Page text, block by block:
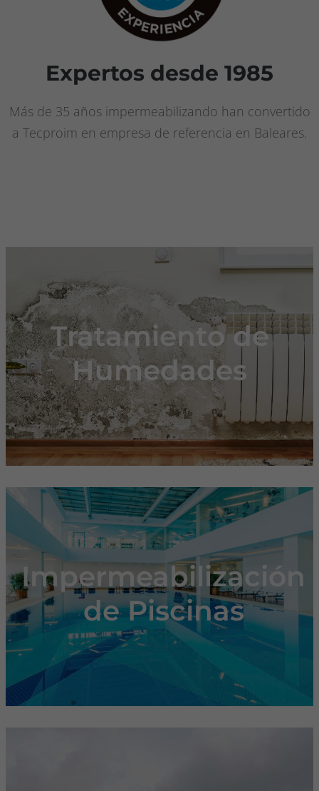
Expertos desde 1985
Más de 35 años impermeabilizando han convertido
a Tecproim en empresa de referencia en Baleares.
Tratamiento de
Humedades
Impermeabilización
de Piscinas